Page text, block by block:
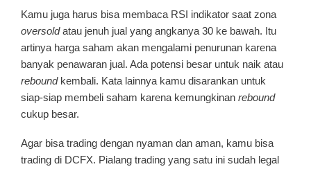
Kamu juga harus bisa membaca RSI indikator saat zona
oversoldatau jenuh jual yang angkanya 30 ke bawah. Itu
artinya harga saham akan mengalami penurunan karena
banyak penawaran jual. Ada potensi besar untuk naik atau
reboundkembali. Kata lainnya kamu disarankan untuk
siap-siap membeli saham karena kemungkinan rebound
cukup besar.
Agar bisa trading dengan nyaman dan aman, kamu bisa
trading di DCFX. Pialang trading yang satu ini sudah legal